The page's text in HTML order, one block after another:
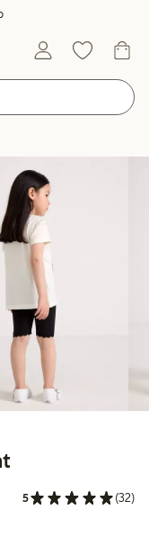
krkr
5 (32)
pris senaste 30